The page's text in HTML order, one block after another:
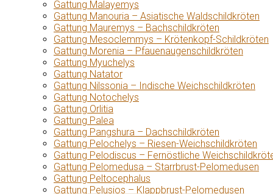
Gattung Malayemys
Gattung Manouria – Asiatische Waldschildkröten
Gattung Mauremys – Bachschildkröten
Gattung Mesoclemmys – Krötenkopf-Schildkröten
Gattung Morenia – Pfauenaugenschildkröten
Gattung Myuchelys
Gattung Natator
Gattung Nilssonia – Indische Weichschildkröten
Gattung Notochelys
Gattung Orlitia
Gattung Palea
Gattung Pangshura – Dachschildkröten
Gattung Pelochelys – Riesen-Weichschildkröten
Gattung Pelodiscus – Fernöstliche
Gattung Pelomedusa – Starrbrust-Pelomedusen
Gattung Peltocephalus
Gattung Pelusios – Klappbrust-Pelomedusen